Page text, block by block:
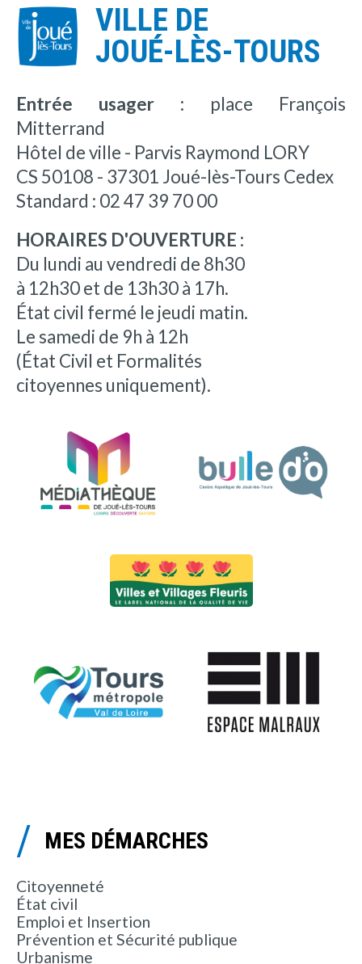
VILLE DE
JOUÉ-LÈS-TOURS
Entrée usager : place François
Mitterrand
Hôtel de ville - Parvis Raymond LORY
CS 50108 - 37301 Joué-lès-Tours Cedex
Standard : 02 47 39 70 00
HORAIRES D'OUVERTURE :
Du lundi au vendredi de 8h30
à 12h30 et de 13h30 à 17h.
État civil fermé le jeudi matin.
Le samedi de 9h à 12h
(État Civil et Formalités
citoyennes uniquement).
MES DÉMARCHES
Citoyenneté
État civil
Emploi et Insertion
Prévention et Sécurité publique
Urbanisme